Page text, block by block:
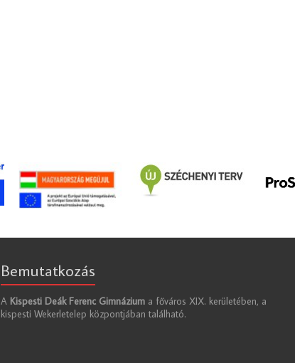
Bemutatkozás
A Kispesti Deák Ferenc Gimnázium a főváros XIX. kerületében, a
kispesti Wekerletelep központjában található.